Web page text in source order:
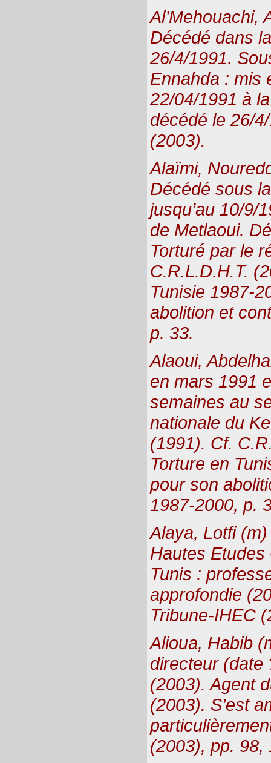
Al’Mehouachi,
Décédé dans
26/4/1991.
Ennahda : mis
22/04/1991 à
décédé le 26/
(2003).
Alaïmi,
Décédé sous
jusqu’au 10/9/
de Metlaoui.
Torturé par le
C.R.L.D.H.T.
Tunisie 1987-
abolition et
p. 33.
Alaoui,
en mars 1991
semaines au
nationale du
(1991). Cf.
Torture en
pour son
1987-2000, p.
Alaya, Lotfi
Hautes
Tunis :
approfondie
Tribune-IHEC
Alioua, Habib
directeur (date
(2003). Agent
(2003). S’est
(2003), pp. 98,